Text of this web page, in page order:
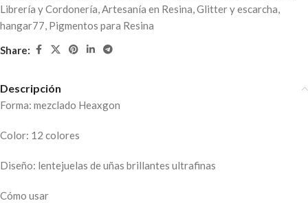
Librería y Cordonería,Artesanía en Resina,Glitter y escarcha,
hangar77, Pigmentos para Resina
Share:
Descripción
Forma: mezclado Heaxgon
Color: 12 colores
Diseño: lentejuelas de uñas brillantes ultrafinas
Cómo usar